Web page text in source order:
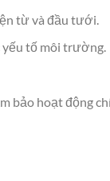
từ và đầu tưới.
yếu tố môi trường.
bảo hoạt động